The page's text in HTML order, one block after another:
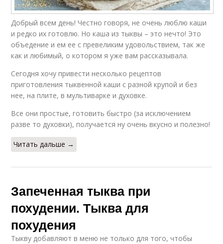
Добрый всем день! Честно говоря, не очень люблю каши
и редко их готовлю. Но каша из тыквы – это нечто! Это
объедение и ем ее с превеликим удовольствием, так же
как и любимый, о котором я уже вам рассказывала.
Сегодня хочу привести несколько рецептов
приготовления тыквенной каши с разной крупой и без
нее, на плите, в мультиварке и духовке.
Все они простые, готовить быстро (за исключением
разве то духовки), получается ну очень вкусно и полезно!
Читать дальше →
Запеченная тыква при
похудении. Тыква для
похудения
Тыкву добавляют в меню не только для того, чтобы